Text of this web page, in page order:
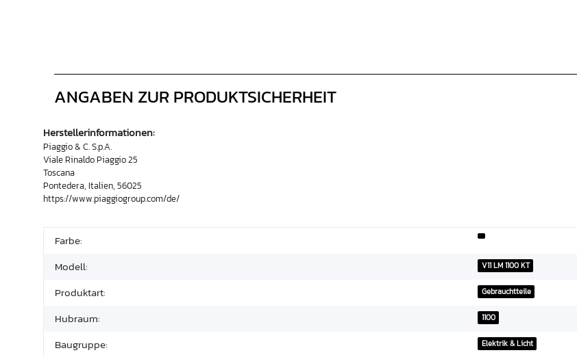
ANGABEN ZUR PRODUKTSICHERHEIT
Herstellerinformationen:
Piaggio & C. S.p.A.
Viale Rinaldo Piaggio 25
Toscana
Pontedera, Italien, 56025
https://www.piaggiogroup.com/de/
Farbe:
Modell:
V11 LM 1100 KT
Produktart: Gebrauchtteile
Hubraum: 1100
Baugruppe: Elektrik & Licht